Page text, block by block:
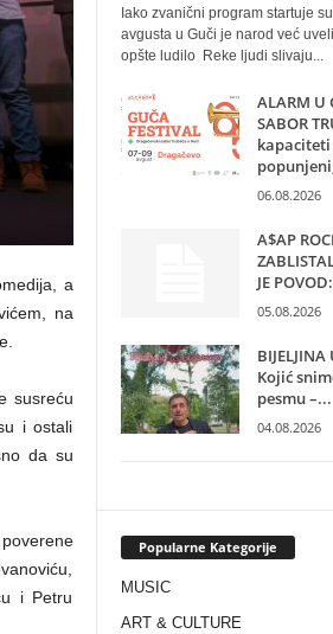
a
na
susreću
i ostali
da su
i Petru
Iako zvanični program startuje
avgusta u Guči je narod već
opšte ludilo Reke ljudi slivaju...
ALARM U
SABOR
06.08.2026
A$AP
JE
05.08.2026
Kojić
pesmu –...
04.08.2026
Popularne Kategorije
MUSIC
ART & CULTURE